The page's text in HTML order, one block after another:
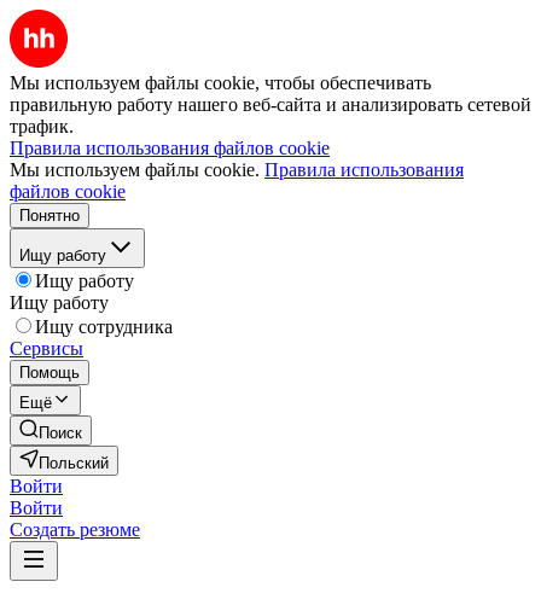
Мы используем файлы cookie, чтобы обеспечивать
правильную работу нашего веб-сайта и анализировать сетевой
трафик.
Правила использования файлов cookie
Мы используем файлы cookie. Правила использования
файлов cookie
Понятно
Ищу работу
Ищу работу
Ищу работу
Ищу сотрудника
Сервисы
Помощь
Ещё
Поиск
Польский
Войти
Войти
Создать резюме